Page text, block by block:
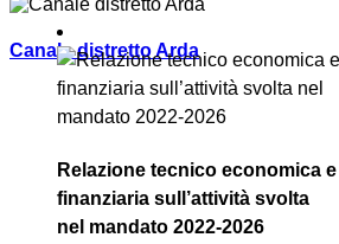
Canale distretto Arda
Relazione tecnico economica e
finanziaria sull’attività svolta
nel mandato 2022-2026